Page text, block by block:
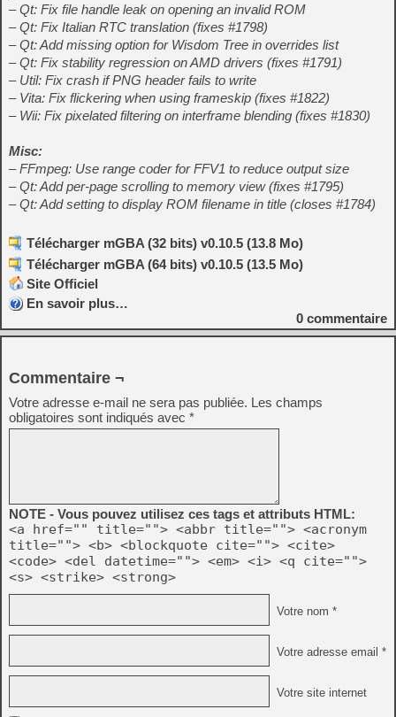
– Qt: Fix file handle leak on opening an invalid ROM
– Qt: Fix Italian RTC translation (fixes #1798)
– Qt: Add missing option for Wisdom Tree in overrides list
– Qt: Fix stability regression on AMD drivers (fixes #1791)
– Util: Fix crash if PNG header fails to write
– Vita: Fix flickering when using frameskip (fixes #1822)
– Wii: Fix pixelated filtering on interframe blending (fixes #1830)
Misc:
– FFmpeg: Use range coder for FFV1 to reduce output size
– Qt: Add per-page scrolling to memory view (fixes #1795)
– Qt: Add setting to display ROM filename in title (closes #1784)
Télécharger mGBA (32 bits) v0.10.5 (13.8 Mo)
Télécharger mGBA (64 bits) v0.10.5 (13.5 Mo)
Site Officiel
En savoir plus…
0 commentaire
Commentaire ¬
Votre adresse e-mail ne sera pas publiée. Les champs
obligatoires sont indiqués avec *
NOTE - Vous pouvez utilisez ces tags et attributs HTML:
<a href="" title=""> <abbr title=""> <acronym
title=""> <b> <blockquote cite=""> <cite>
<code> <del datetime=""> <em> <i> <q cite="">
<s> <strike> <strong>
Votre nom *
Votre adresse email *
Votre site internet